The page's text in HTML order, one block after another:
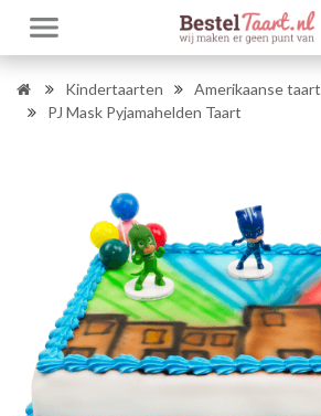
Kindertaarten
Amerikaanse taart
PJ Mask Pyjamahelden Taart